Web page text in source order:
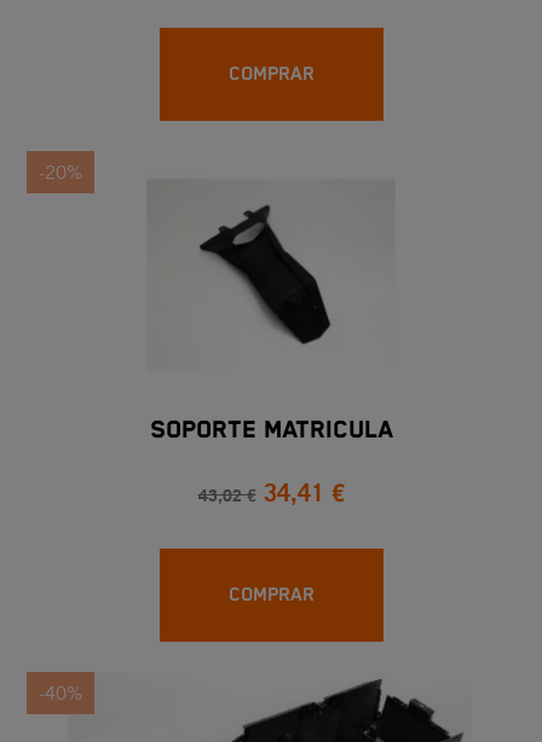
COMPRAR
-20%
SOPORTE MATRICULA
43,02 € 34,41 €
COMPRAR
-40%